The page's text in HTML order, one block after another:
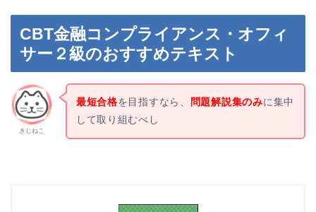
CBT金融コンプライアンス・オフィ
サー２級のおすすめテキスト
きじねこ
最短合格を目指すなら、 問題解説集のみに集中
して取り組むべし